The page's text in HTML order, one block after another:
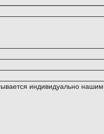
индивидуально